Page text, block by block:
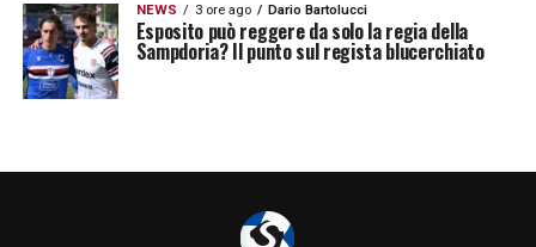
NEWS 3 ore ago Dario Bartolucci
Esposito può reggere da solo la regia della
Sampdoria? Il punto sul regista blucerchiato